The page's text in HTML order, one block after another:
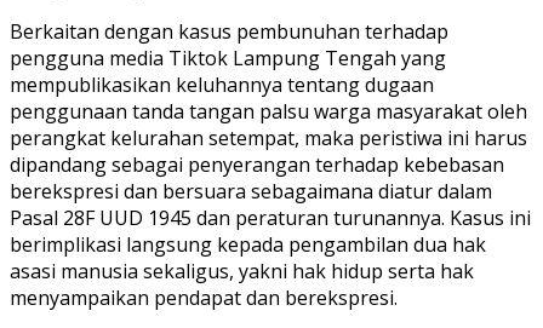
Berkaitan dengan kasus pembunuhan terhadap
pengguna media Tiktok Lampung Tengah yang
mempublikasikan keluhannya tentang dugaan
penggunaan tanda tangan palsu warga masyarakat oleh
perangkat kelurahan setempat, maka peristiwa ini harus
dipandang sebagai penyerangan terhadap kebebasan
berekspresi dan bersuara sebagaimana diatur dalam
Pasal 28F UUD 1945 dan peraturan turunannya. Kasus ini
berimplikasi langsung kepada pengambilan dua hak
asasi manusia sekaligus, yakni hak hidup serta hak
menyampaikan pendapat dan berekspresi.